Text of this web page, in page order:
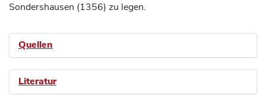
Sondershausen (1356) zu legen.
Quellen
Literatur